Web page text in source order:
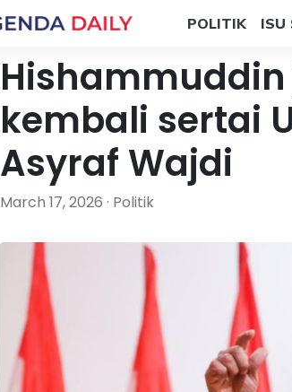
POLITIK ISU
kembali sertai
Asyraf Wajdi
March 17, 2026 · Politik